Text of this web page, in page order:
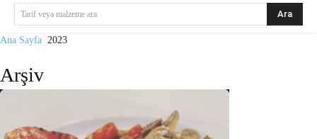
Tarif veya malzeme ara Ara
Ana Sayfa 2023
Arşiv